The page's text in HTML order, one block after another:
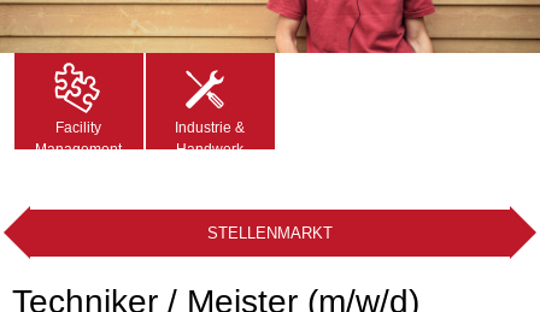
Facility
Management
Industrie &
Handwerk
STELLENMARKT
Techniker / Meister (m/w/d)